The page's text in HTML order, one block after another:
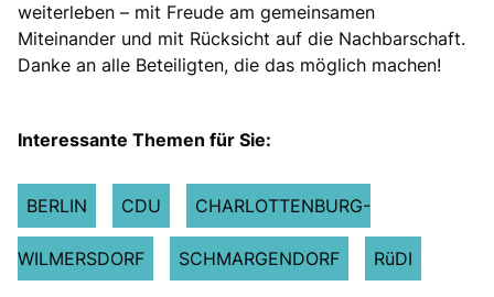
weiterleben – mit Freude am gemeinsamen
Miteinander und mit Rücksicht auf die Nachbarschaft.
Danke an alle Beteiligten, die das möglich machen!
Interessante Themen für Sie:
BERLIN CDU CHARLOTTENBURG-
WILMERSDORF SCHMARGENDORF RüDI